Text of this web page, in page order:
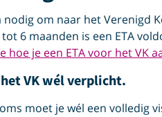
om naar het Verenigd
6 maanden is een ETA
hoe je een ETA voor het VK
VK wél verplicht.
moet je wél een volledig